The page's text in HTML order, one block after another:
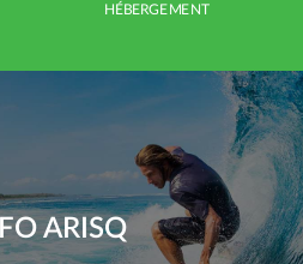
HÉBERGEMENT
ARISQ